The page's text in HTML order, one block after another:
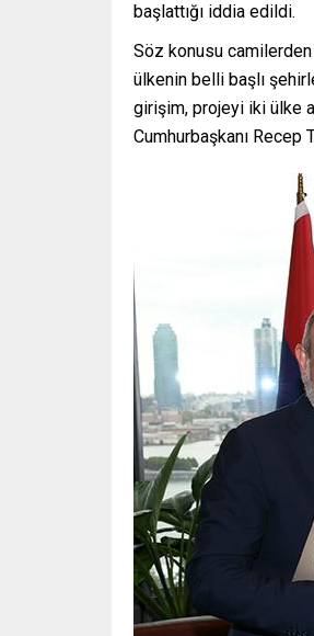
başlattığı iddia edildi.
Söz konusu camilerden
ülkenin belli başlı
girişim, projeyi iki ülke
Cumhurbaşkanı